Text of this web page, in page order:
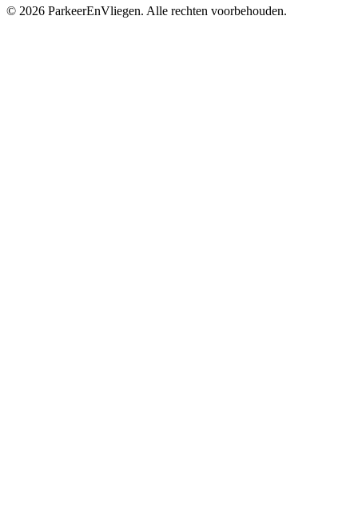
© 2026 ParkeerEnVliegen. Alle rechten voorbehouden.